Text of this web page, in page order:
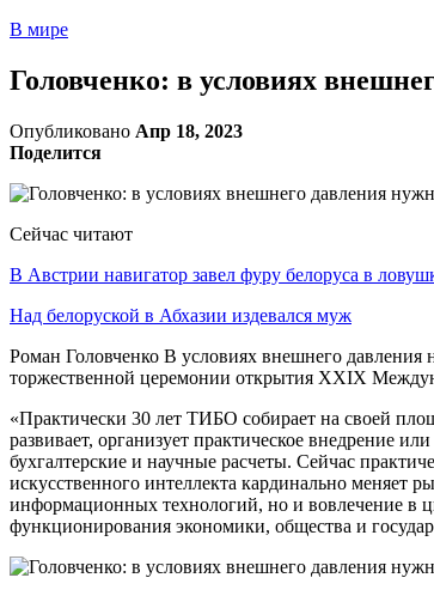
В мире
Головченко: в условиях
Опубликовано Апр 18, 2023
Поделится
Сейчас читают
В Австрии навигатор завел фуру белоруса в
Над белоруской в Абхазии издевался муж
Роман Головченко В условиях внешнего давления
торжественной церемонии открытия ХХIХ
«Практически 30 лет ТИБО собирает на своей
развивает, организует практическое внедрение
бухгалтерские и научные расчеты. Сейчас
искусственного интеллекта кардинально меняет
информационных технологий, но и вовлечение в
функционирования экономики, общества и